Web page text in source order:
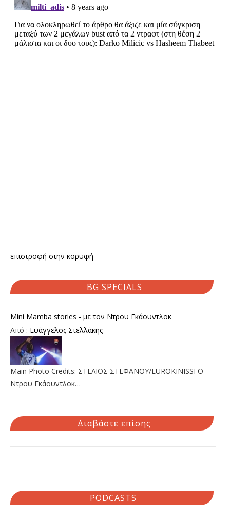
επιστροφή στην κορυφή
BG SPECIALS
Mini Mamba stories - με τον Ντρου Γκάουντλοκ
Από : Ευάγγελος Στελλάκης
Main Photo Credits: ΣΤΕΛΙΟΣ ΣΤΕΦΑΝΟΥ/EUROKINISSI Ο
Ντρου Γκάουντλοκ…
Διαβάστε επίσης
PODCASTS